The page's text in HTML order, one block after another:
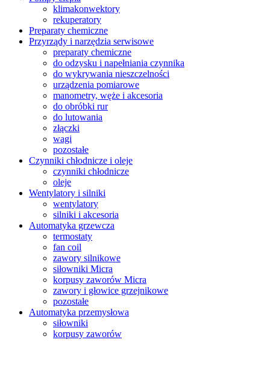
klimakonwektory
rekuperatory
Preparaty chemiczne
Przyrządy i narzędzia serwisowe
preparaty chemiczne
do odzysku i napełniania czynnika
do wykrywania nieszczelności
urządzenia pomiarowe
manometry, węże i akcesoria
do obróbki rur
do lutowania
złączki
wagi
pozostałe
Czynniki chłodnicze i oleje
czynniki chłodnicze
oleje
Wentylatory i silniki
wentylatory
silniki i akcesoria
Automatyka grzewcza
termostaty
fan coil
zawory silnikowe
siłowniki Micra
korpusy zaworów Micra
zawory i głowice grzejnikowe
pozostałe
Automatyka przemysłowa
siłowniki
korpusy zaworów